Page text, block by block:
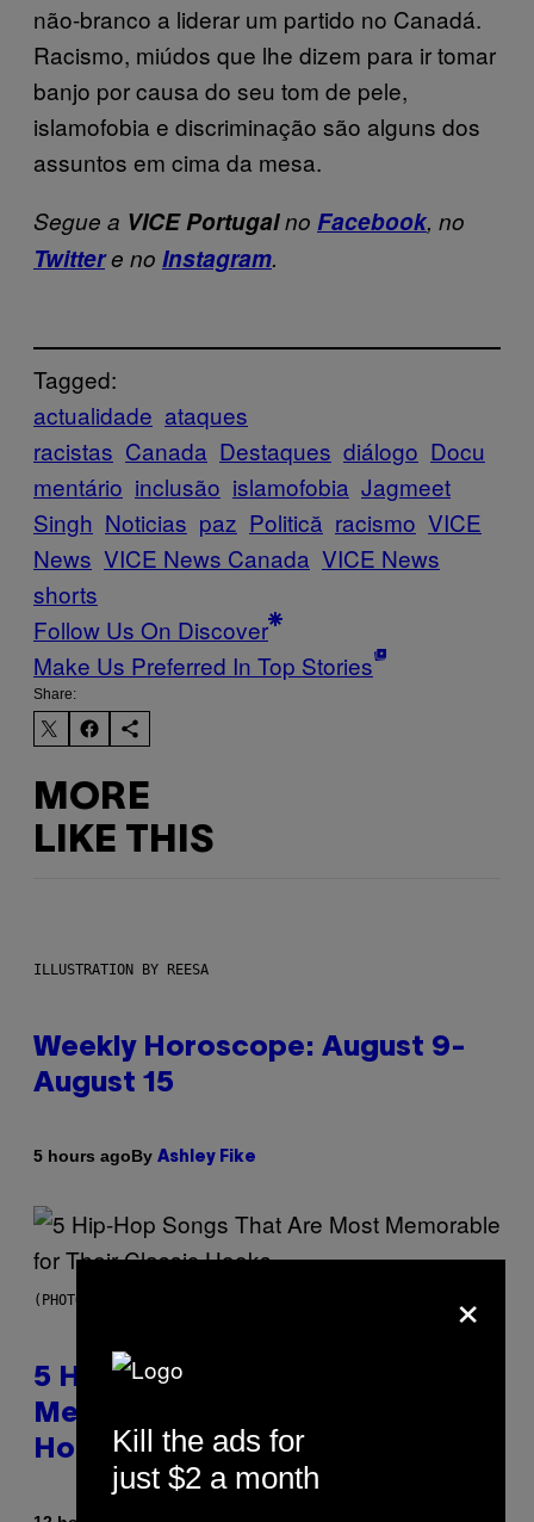
não-branco a liderar um partido no Canadá.
Racismo, miúdos que lhe dizem para ir tomar
banjo por causa do seu tom de pele,
islamofobia e discriminação são alguns dos
assuntos em cima da mesa.
Segue a VICE Portugalno Facebook, no
Twittere no Instagram.
Tagged:
actualidade ataques
racistas Canada Destaques diálogo Docu
mentário inclusão islamofobia Jagmeet
Singh Noticias paz Politică racismo VICE
News VICE News Canada VICE News
shorts
Follow Us On Discover
Make Us Preferred In Top Stories
Share:
MORE
LIKE THIS
ILLUSTRATION BY REESA
Weekly Horoscope: August 9-
August 15
5 hours agoBy Ashley Fike
(PHOTO BY STEVE GRANITZ/WIREIMAGE)
5 Hip-Hop Songs That Are Most
Memorable for Their Classic
Hooks
×
Kill the ads for
just $2 a month